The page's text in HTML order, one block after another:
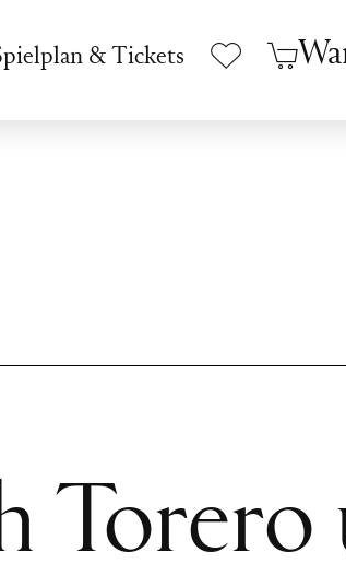
& Tickets
Torero